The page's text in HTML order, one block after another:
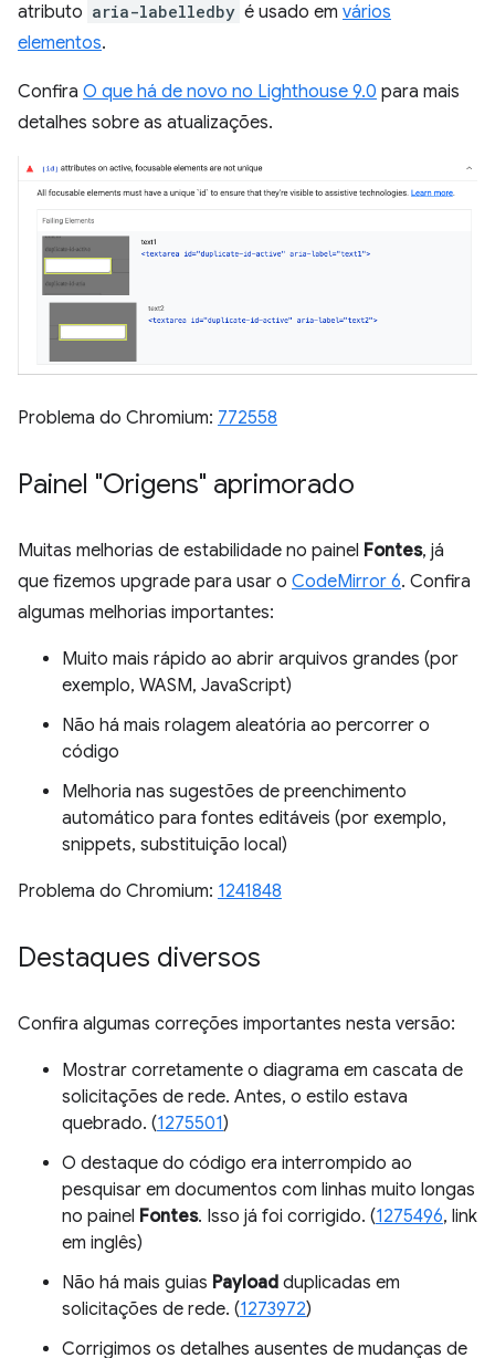
atributo aria-labelledby é usado em vários
elementos.
Confira O que há de novo no Lighthouse 9.0 para mais
detalhes sobre as atualizações.
Problema do Chromium: 772558
Painel "Origens" aprimorado
Muitas melhorias de estabilidade no painel Fontes, já
que fizemos upgrade para usar o CodeMirror 6. Confira
algumas melhorias importantes:
Muito mais rápido ao abrir arquivos grandes (por
exemplo, WASM, JavaScript)
Não há mais rolagem aleatória ao percorrer o
código
Melhoria nas sugestões de preenchimento
automático para fontes editáveis (por exemplo,
snippets, substituição local)
Problema do Chromium: 1241848
Destaques diversos
Confira algumas correções importantes nesta versão:
Mostrar corretamente o diagrama em cascata de
solicitações de rede. Antes, o estilo estava
quebrado. (1275501)
O destaque do código era interrompido ao
pesquisar em documentos com linhas muito longas
no painel Fontes. Isso já foi corrigido. (1275496, link
em inglês)
Não há mais guias Payload duplicadas em
solicitações de rede. (1273972)
Corrigimos os detalhes ausentes de mudanças de